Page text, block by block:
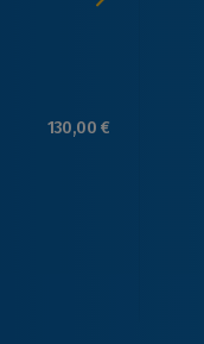
130,00 €